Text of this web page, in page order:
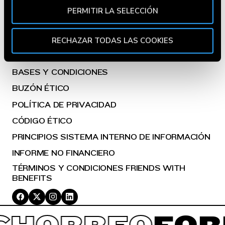
analíticos y para mostrarte información de tu interés.
Pincha enPolítica de Cookiespara más información.
Puedes aceptar todas las cookies pulsando el botón
"Rechazar todas las cookies". Si quieres configurarlas,
en laPolítica de Cookieste indicamos cómo hacerlo
en diferentes navegadores.
PERMITIR LA SELECCIÓN
RECHAZAR TODAS LAS COOKIES
FACTURA ONLINE
BLOG
ALÉRGENOS
ATENCIÓN AL CLIENTE
BASES Y CONDICIONES
BUZÓN ÉTICO
POLÍTICA DE PRIVACIDAD
CÓDIGO ÉTICO
PRINCIPIOS SISTEMA INTERNO DE INFORMACIÓN
INFORME NO FINANCIERO
TÉRMINOS Y CONDICIONES FRIENDS WITH
BENEFITS